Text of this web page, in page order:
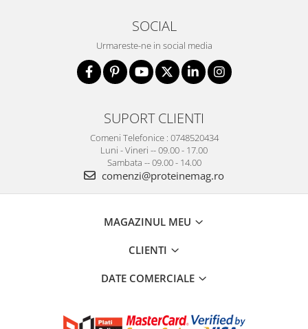
SOCIAL
Urmareste-ne in social media
SUPORT CLIENTI
Comeni Telefonice : 0748520434
Luni - Vineri -- 09.00 - 17.00
Sambata -- 09.00 - 14.00
comenzi@proteinemag.ro
MAGAZINUL MEU
CLIENTI
DATE COMERCIALE